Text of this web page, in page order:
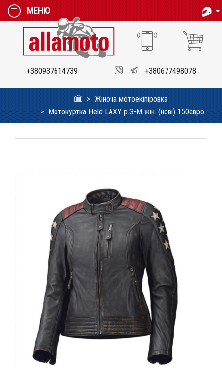
МЕНЮ
+380937614739 +380677498078
Жіноча мотоекіпіровка
Мотокуртка Held LAXY p.S-M жін. (нові) 150євро